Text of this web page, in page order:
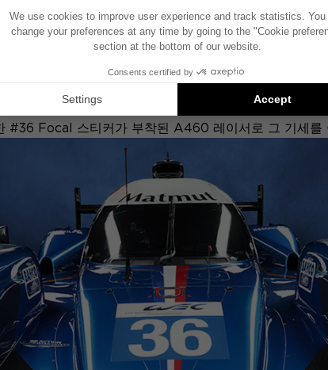
나 차지한 Alpine은 2015년에 세계 정복을 위해 출
내구 선수권 대회에 참가했습니다. 알파인의 드라
#36 Focal 스티커가 부착된 A460 레이서로 그 기세를